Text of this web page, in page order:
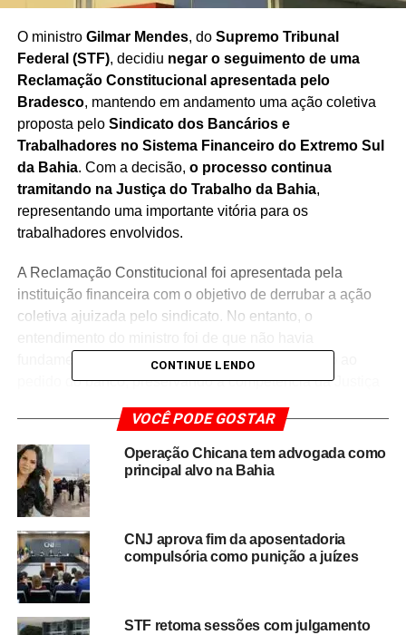
O ministro Gilmar Mendes, do Supremo Tribunal
Federal (STF), decidiu negar o seguimento de uma
Reclamação Constitucional apresentada pelo
Bradesco, mantendo em andamento uma ação coletiva
proposta pelo Sindicato dos Bancários e
Trabalhadores no Sistema Financeiro do Extremo Sul
da Bahia. Com a decisão, o processo continua
tramitando na Justiça do Trabalho da Bahia,
representando uma importante vitória para os
trabalhadores envolvidos.
A Reclamação Constitucional foi apresentada pela
instituição financeira com o objetivo de derrubar a ação
coletiva ajuizada pelo sindicato. No entanto, o
fundamentos suficientes para dar prosseguimento ao
pedido do banco, preservando a competência da Justiça
A disputa judicial teve início após o sindicato ingressar
com uma ação coletiva em defesa dos interesses dos
trabalhadores bancários da região do extremo sul baiano.
O processo questiona questões relacionadas à relação
de trabalho entre os empregados e a instituição
financeira, cuja análise seguirá normalmente nas
instâncias competentes.
A decisão de Gilmar Mendes representa um
CONTINUE LENDO
VOCÊ PODE GOSTAR
Operação Chicana tem advogada como
principal alvo na Bahia
CNJ aprova fim da aposentadoria
compulsória como punição a juízes
STF retoma sessões com julgamento